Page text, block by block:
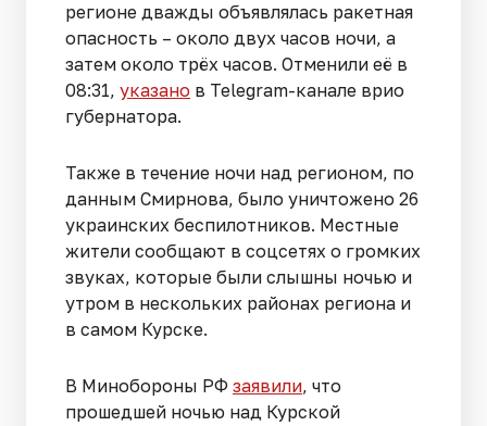
регионе дважды объявлялась ракетная
опасность – около двух часов ночи, а
затем около трёх часов. Отменили её в
08:31, указано в Telegram-канале врио
губернатора.
Также в течение ночи над регионом, по
данным Смирнова, было уничтожено 26
украинских беспилотников. Местные
жители сообщают в соцсетях о громких
звуках, которые были слышны ночью и
утром в нескольких районах региона и
в самом Курске.
В Минобороны РФ заявили, что
прошедшей ночью над Курской